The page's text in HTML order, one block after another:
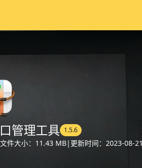
管理工具 1.5.6
文件大小：11.43 MB| 更新时间：2023-08-21